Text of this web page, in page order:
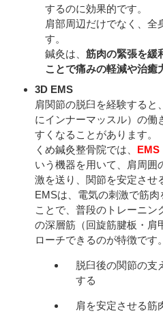
するのに効果的です。
肩部周辺だけでなく、全
す。
鍼灸は、 筋肉の緊張を緩
ことで痛みの軽減や治癒
3D EMS
肩関節の脱臼を経験すると
にインナーマッスル）の働
すくなることがあります。
くめ鍼灸整骨院では、 EMS
いう機器を用いて、肩周囲
激を送り、関節を安定させ
EMSは、電気の刺激で筋
ことで、普段のトレーニン
の深層筋（回旋筋腱板・肩
ローチできるのが特徴です
脱臼後の関節の支
する
肩を安定させる筋